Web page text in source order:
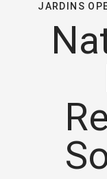
JARDINS